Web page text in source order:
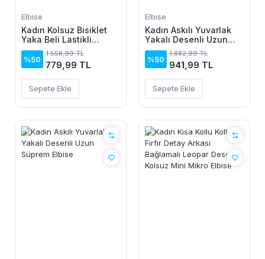
Elbise
Kadın Kolsuz Bisiklet
Yaka Beli Lastikli
Desenli Süprem Elbise
%50
1.558,99 TL
779,99 TL
Sepete Ekle
Elbise
Kadın Askılı Yuvarlak
Yakalı Desenli Uzun
Süprem Elbise
%50
1.882,99 TL
941,99 TL
Sepete Ekle